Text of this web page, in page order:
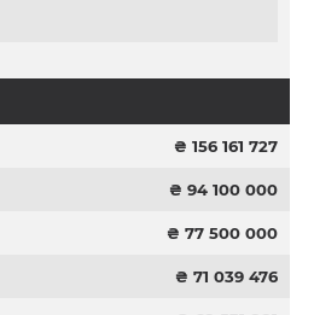
₴ 156 161 727
₴ 94 100 000
₴ 77 500 000
₴ 71 039 476